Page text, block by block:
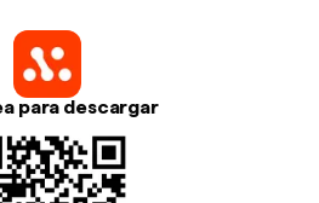
para descargar